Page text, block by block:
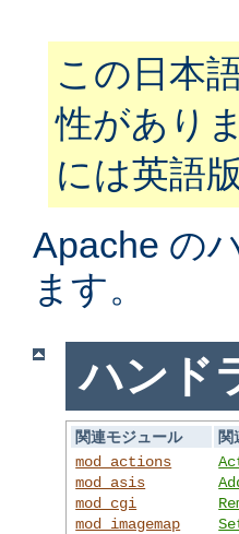
この日本
性があり
には英語
Apache の
ます。
ハンド
関連モジュール
関
mod_actions
mod_asis
mod_cgi
mod_imagemap